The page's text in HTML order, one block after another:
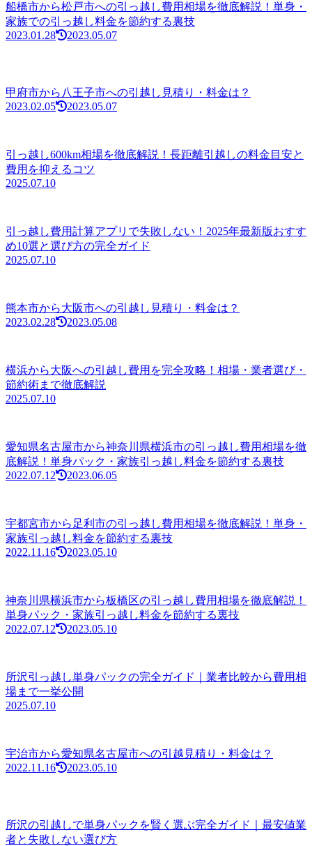
船橋市から松戸市への引っ越し費用相場を徹底解説！単身・
家族での引っ越し料金を節約する裏技
2023.01.28
2023.05.07
甲府市から八王子市への引越し見積り・料金は？
2023.02.05
2023.05.07
引っ越し600km相場を徹底解説！長距離引越しの料金目安と
費用を抑えるコツ
2025.07.10
引っ越し費用計算アプリで失敗しない！2025年最新版おすす
め10選と選び方の完全ガイド
2025.07.10
熊本市から大阪市への引越し見積り・料金は？
2023.02.28
2023.05.08
横浜から大阪への引越し費用を完全攻略！相場・業者選び・
節約術まで徹底解説
2025.07.10
愛知県名古屋市から神奈川県横浜市の引っ越し費用相場を徹
底解説！単身パック・家族引っ越し料金を節約する裏技
2022.07.12
2023.06.05
宇都宮市から足利市の引っ越し費用相場を徹底解説！単身・
家族引っ越し料金を節約する裏技
2022.11.16
2023.05.10
神奈川県横浜市から板橋区の引っ越し費用相場を徹底解説！
単身パック・家族引っ越し料金を節約する裏技
2022.07.12
2023.05.10
所沢引っ越し単身パックの完全ガイド｜業者比較から費用相
場まで一挙公開
2025.07.10
宇治市から愛知県名古屋市への引越見積り・料金は？
2022.11.16
2023.05.10
所沢の引越しで単身パックを賢く選ぶ完全ガイド｜最安値業
者と失敗しない選び方